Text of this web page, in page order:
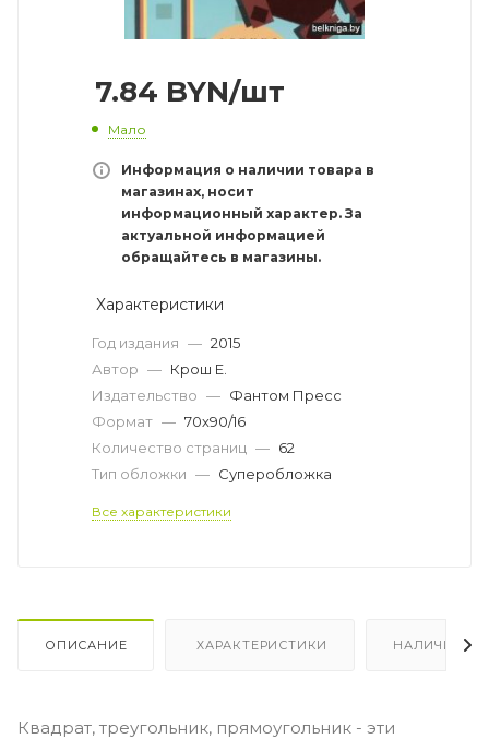
7.84 BYN/шт
Мало
Информация о наличии товара в
магазинах, носит
информационный характер. За
актуальной информацией
обращайтесь в магазины.
Характеристики
Год издания — 2015
Автор — Крош Е.
Издательство — Фантом Пресс
Формат — 70х90/16
Количество страниц — 62
Тип обложки — Суперобложка
Все характеристики
ОПИСАНИЕ ХАРАКТЕРИСТИКИ НАЛИЧИЕ
Квадрат, треугольник, прямоугольник - эти